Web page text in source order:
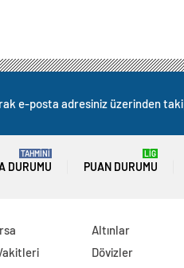
e-posta adresiniz üzerinden
DURUMU
TAHMİNİ
PUAN DURUMU
LİG
Altınlar
Dövizler